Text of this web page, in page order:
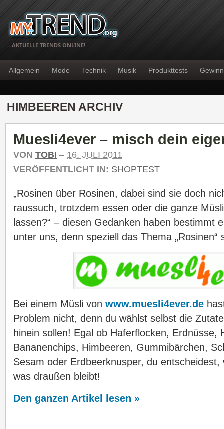
…AKTUELLE TRENDS ONLINE!
Allgemein Mode Technik Musik Produkttests
HIMBEEREN ARCHIV
Muesli4ever – misch dein
VON TOBI – 16. JULI 2011
VERÖFFENTLICHT IN: SHOPTEST
„Rosinen über Rosinen, dabei sind sie doch
raussuch, trotzdem essen oder die ganze
lassen?“ – diesen Gedanken haben bestimmt
unter uns, denn speziell das Thema „Rosinen“
Bei einem Müsli von www.muesli4ever.de
Problem nicht, denn du wählst selbst die
hinein sollen! Egal ob Haferflocken, Erdnüsse,
Bananenchips, Himbeeren, Gummibärchen,
Sesam oder Erdbeerknusper, du
was draußen bleibt!
Den ganzen Artikel lesen »